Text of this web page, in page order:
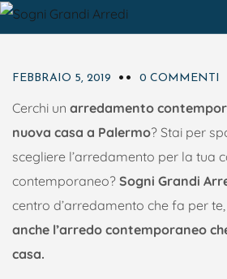
FEBBRAIO 5, 2019 0 COMMENTI
Cerchi un arredamento
nuova casa a Palermo? Stai per
scegliere l’arredamento per la tua
contemporaneo? Sogni Grandi
centro d’arredamento che fa per
anche l’arredo contemporaneo
casa.